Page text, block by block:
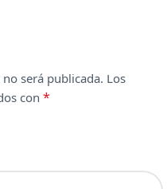
será publicada. Los
con *